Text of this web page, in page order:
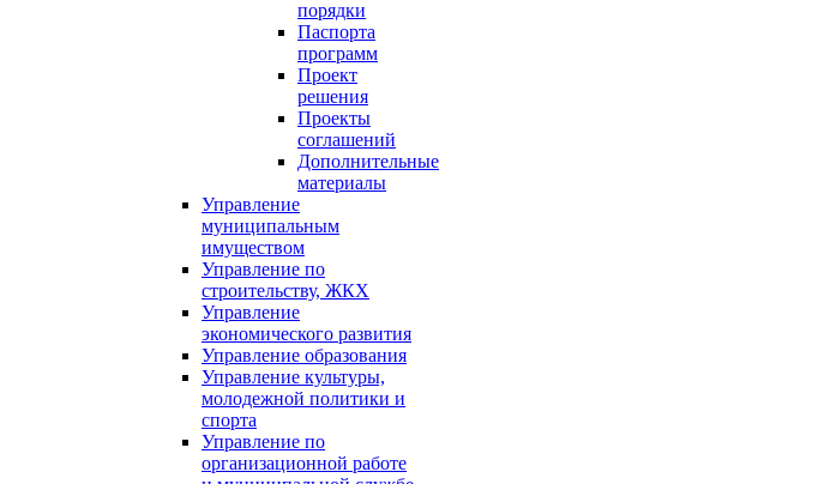
порядки
Паспорта
программ
Проект
решения
Проекты
соглашений
Дополнительные
материалы
Управление
муниципальным
имуществом
Управление по
строительству, ЖКХ
Управление
экономического развития
Управление образования
Управление культуры,
молодежной политики и
спорта
Управление по
организационной работе